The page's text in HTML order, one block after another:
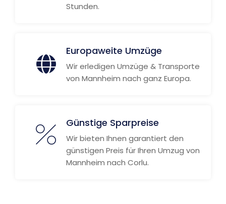
Stunden.
Europaweite Umzüge
Wir erledigen Umzüge & Transporte
von Mannheim nach ganz Europa.
Günstige Sparpreise
Wir bieten Ihnen garantiert den
günstigen Preis für Ihren Umzug von
Mannheim nach Corlu.